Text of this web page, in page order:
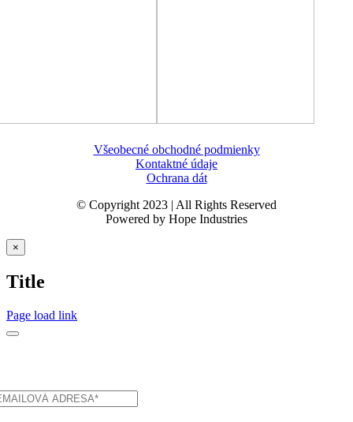
Všeobecné obchodné podmienky
Kontaktné údaje
Ochrana dát
© Copyright 2023 | All Rights Reserved
Powered by Hope Industries
Zatvoriť
rýchle
produktu
×
Title
Page load link